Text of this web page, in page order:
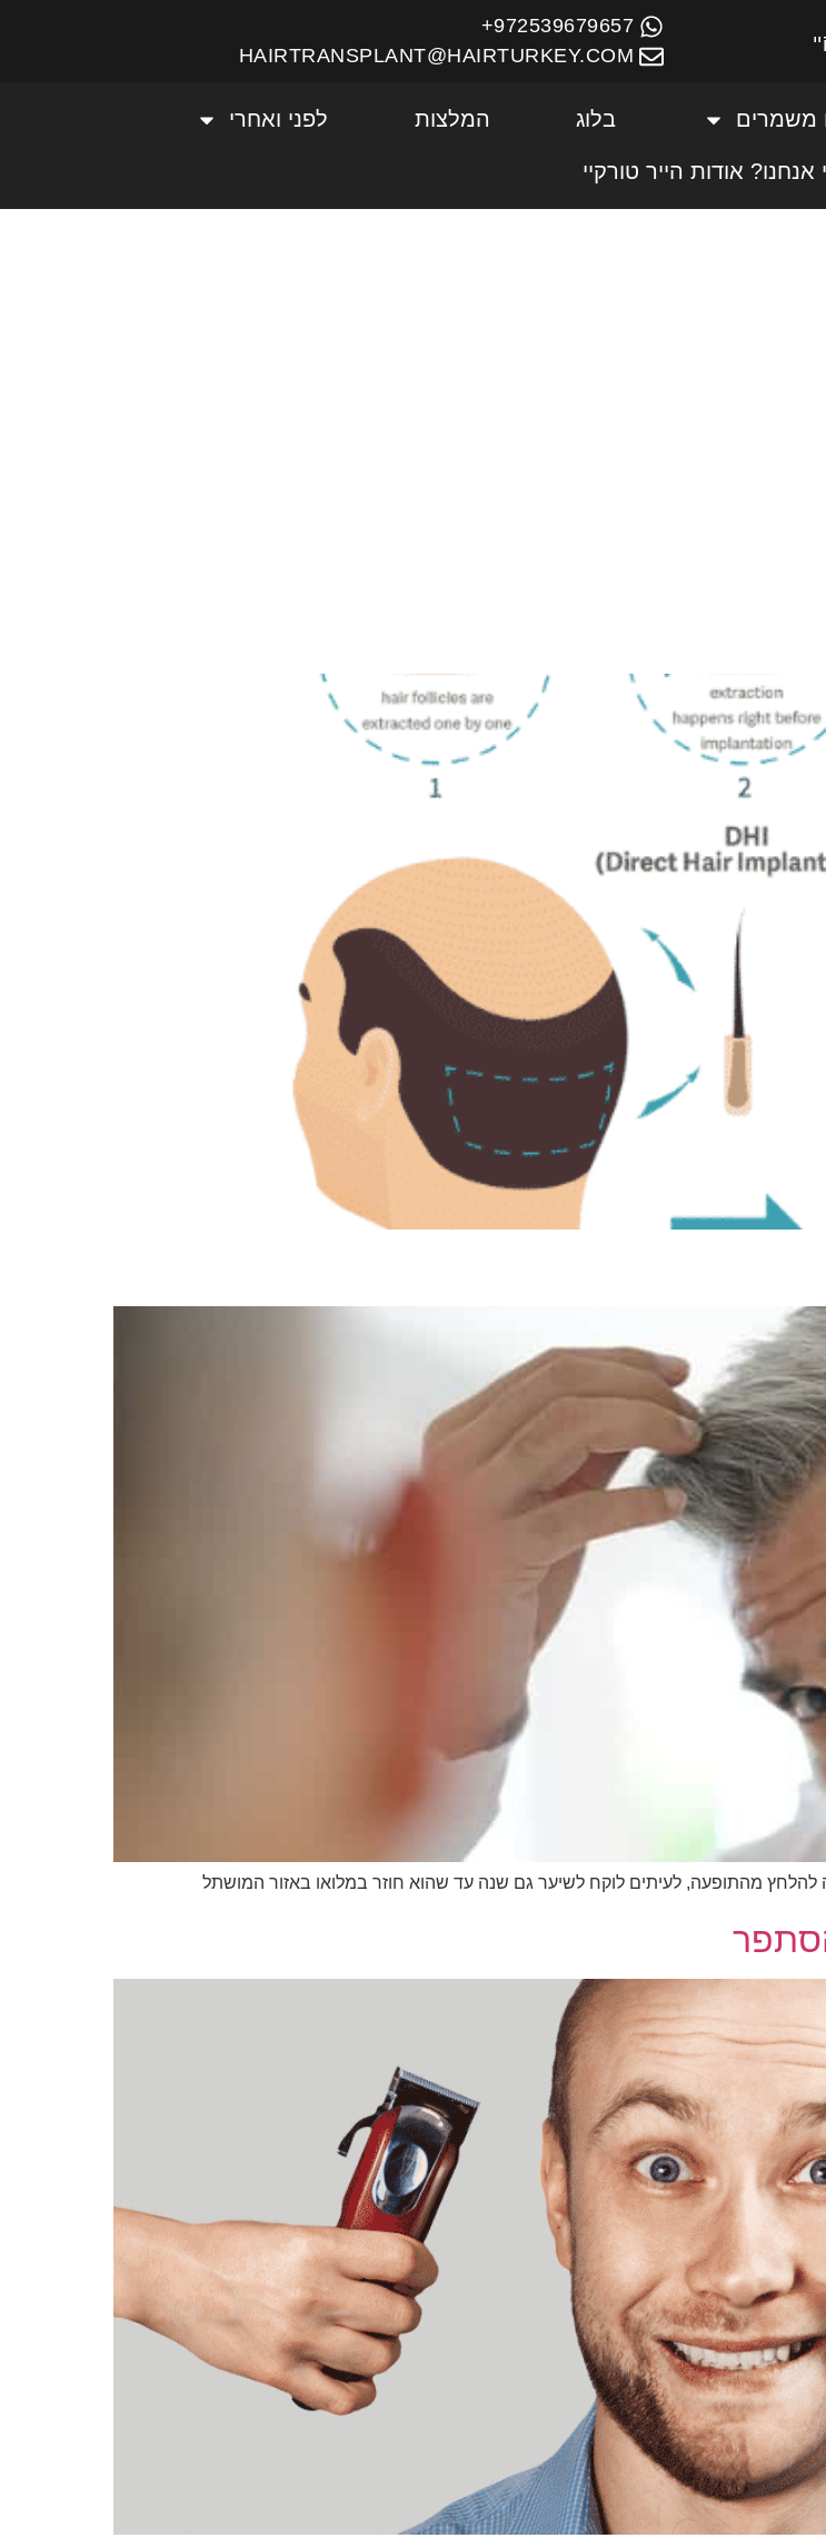
972539679657+
HAIRTRANSPLANT@HAIRTURKEY.COM
משמרים בלוג המלצות לפני ואחרי
אנחנו? אודות הייר טורקיי
מהתופעה, לעיתים לוקח לשיער גם שנה עד שהוא חוזר במלואו באזור המושתל